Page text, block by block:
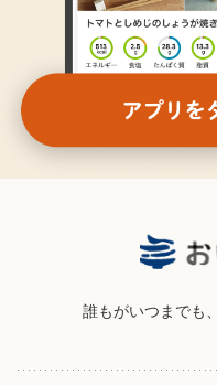
誰もがいつまでも、